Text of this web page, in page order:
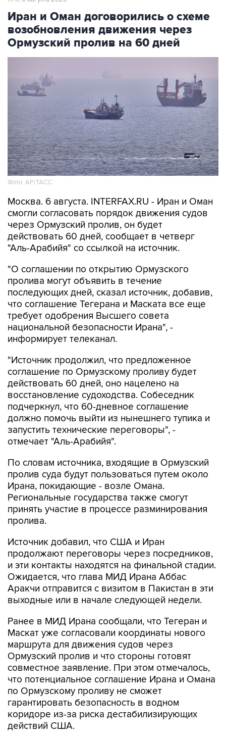
Иран и Оман договорились о схеме
возобновления движения через
Ормузский пролив на 60 дней
Фото: AP/ТАСС
Москва. 6 августа. INTERFAX.RU - Иран и Оман
смогли согласовать порядок движения судов
через Ормузский пролив, он будет
действовать 60 дней, сообщает в четверг
"Аль-Арабийя" со ссылкой на источник.
"О соглашении по открытию Ормузского
пролива могут объявить в течение
последующих дней, сказал источник, добавив,
что соглашение Тегерана и Маската все еще
требует одобрения Высшего совета
национальной безопасности Ирана", -
информирует телеканал.
"Источник продолжил, что предложенное
соглашение по Ормузскому проливу будет
действовать 60 дней, оно нацелено на
восстановление судоходства. Собеседник
подчеркнул, что 60-дневное соглашение
должно помочь выйти из нынешнего тупика и
запустить технические переговоры", -
отмечает "Аль-Арабийя".
По словам источника, входящие в Ормузский
пролив суда будут пользоваться путем около
Ирана, покидающие - возле Омана.
Региональные государства также смогут
принять участие в процессе разминирования
пролива.
Источник добавил, что США и Иран
продолжают переговоры через посредников,
и эти контакты находятся на финальной стадии.
Ожидается, что глава МИД Ирана Аббас
Аракчи отправится с визитом в Пакистан в эти
выходные или в начале следующей недели.
Ранее в МИД Ирана сообщали, что Тегеран и
Маскат уже согласовали координаты нового
маршрута для движения судов через
Ормузский пролив и что стороны готовят
совместное заявление. При этом отмечалось,
что потенциальное соглашение Ирана и Омана
по Ормузскому проливу не сможет
гарантировать безопасность в водном
коридоре из-за риска дестабилизирующих
действий США.